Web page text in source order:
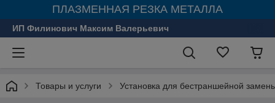
ПЛАЗМЕННАЯ РЕЗКА МЕТАЛЛА
ИП Филинович Максим Валерьевич
Товары и услуги Установка для бестраншейной